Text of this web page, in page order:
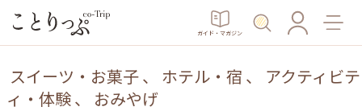
ガイド・マガジン
スイーツ・お菓子、 ホテル・宿 、 アクティビテ
ィ・体験、 おみやげ